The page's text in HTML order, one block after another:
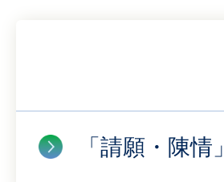
「請願・陳情」